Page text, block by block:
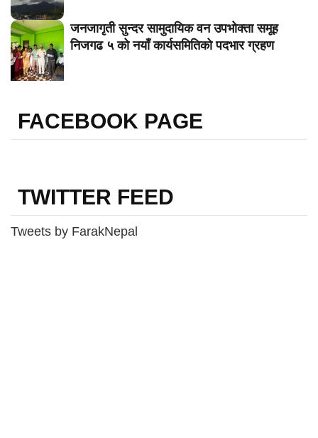
जनजागृती सुन्दर सामुदायिक वन उपभोक्ता समूह
निजगढ ५ को नयाँ कार्यसमितिको पदभार ग्रहण
FACEBOOK PAGE
TWITTER FEED
Tweets by FarakNepal